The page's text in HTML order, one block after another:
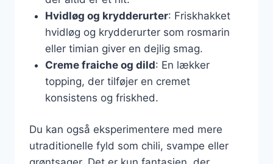
Hvidløg og krydderurter: Friskhakket
hvidløg og krydderurter som rosmarin
eller timian giver en dejlig smag.
Creme fraiche og dild: En lækker
topping, der tilføjer en cremet
konsistens og friskhed.
Du kan også eksperimentere med mere
utraditionelle fyld som chili, svampe eller